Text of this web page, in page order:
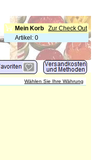
Zur Check Out
Mein Korb
Artikel : 0
Wählen Sie Ihre Währung